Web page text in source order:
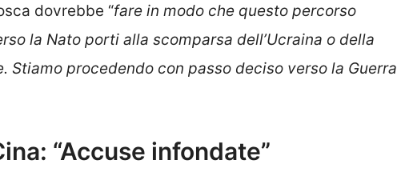
dovrebbe “fare in modo che questo percorso
la Nato porti alla scomparsa dell’Ucraina o della
Stiamo procedendo con passo deciso verso la Guerra
“Accuse infondate”